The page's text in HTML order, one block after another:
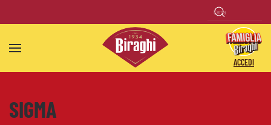
Skip to main content
ACCEDI
SIGMA